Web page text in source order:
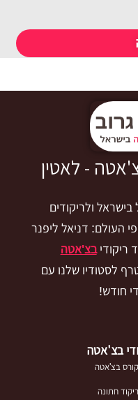
- לאטין
ולריקודים
העולם: דניאל ליפנר
ריקודיבצ'אטה
לסטודיו שלנו עם
בצ'אטה
קורס בצ'אטה
ריקוד חתונה